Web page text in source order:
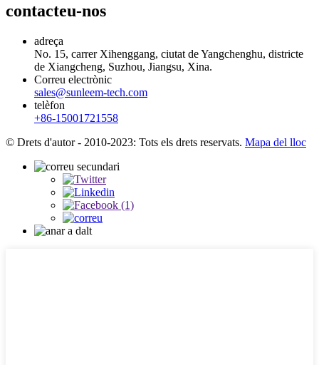
contacteu-nos
adreça
No. 15, carrer Xihenggang, ciutat de Yangchenghu, districte
de Xiangcheng, Suzhou, Jiangsu, Xina.
Correu electrònic
sales@sunleem-tech.com
telèfon
+86-15001721558
© Drets d'autor - 2010-2023: Tots els drets reservats. Mapa del lloc